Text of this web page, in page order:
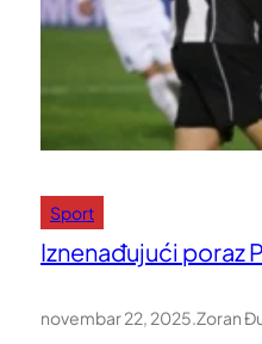
Sport
Iznenađujući poraz
novembar 22, 2025.Zoran